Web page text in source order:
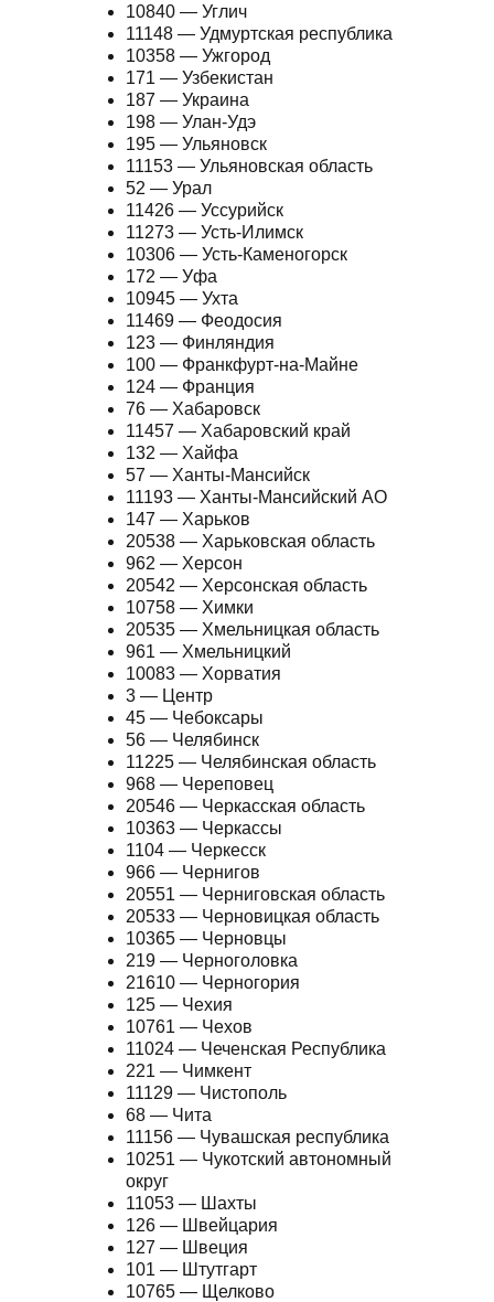
10840 — Углич
11148 — Удмуртская республика
10358 — Ужгород
171 — Узбекистан
187 — Украина
198 — Улан-Удэ
195 — Ульяновск
11153 — Ульяновская область
52 — Урал
11426 — Уссурийск
11273 — Усть-Илимск
10306 — Усть-Каменогорск
172 — Уфа
10945 — Ухта
11469 — Феодосия
123 — Финляндия
100 — Франкфурт-на-Майне
124 — Франция
76 — Хабаровск
11457 — Хабаровский край
132 — Хайфа
57 — Ханты-Мансийск
11193 — Ханты-Мансийский АО
147 — Харьков
20538 — Харьковская область
962 — Херсон
20542 — Херсонская область
10758 — Химки
20535 — Хмельницкая область
961 — Хмельницкий
10083 — Хорватия
3 — Центр
45 — Чебоксары
56 — Челябинск
11225 — Челябинская область
968 — Череповец
20546 — Черкасская область
10363 — Черкассы
1104 — Черкесск
966 — Чернигов
20551 — Черниговская область
20533 — Черновицкая область
10365 — Черновцы
219 — Черноголовка
21610 — Черногория
125 — Чехия
10761 — Чехов
11024 — Чеченская Республика
221 — Чимкент
11129 — Чистополь
68 — Чита
11156 — Чувашская республика
10251 — Чукотский автономный
округ
11053 — Шахты
126 — Швейцария
127 — Швеция
101 — Штутгарт
10765 — Щелково